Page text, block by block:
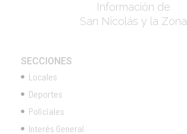
Información de
San Nicolás y la Zona
SECCIONES
Locales
Deportes
Policiales
Interés General